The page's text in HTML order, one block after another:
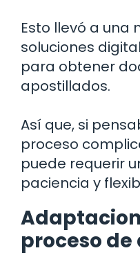
Esto llevó a
soluciones
para obtener
apostillados.
Así que, si
proceso
puede requerir
paciencia y
proceso